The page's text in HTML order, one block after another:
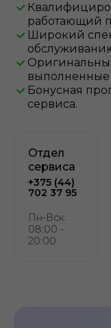
работающий
Широкий
выполненные
Бонусная
сервиса.
Отдел
сервиса
+375 (44)
702 37 95
Пн-Вск:
08:00 -
20:00